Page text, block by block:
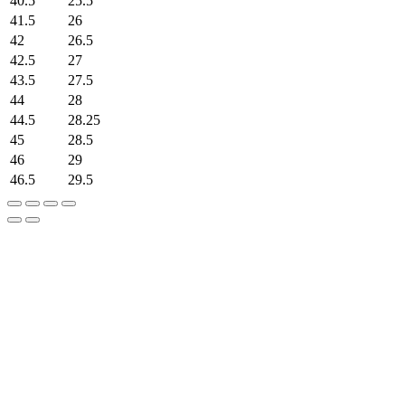
41.5
26
42
26.5
42.5
27
43.5
27.5
44
28
44.5
28.25
45
28.5
46
29
46.5
29.5